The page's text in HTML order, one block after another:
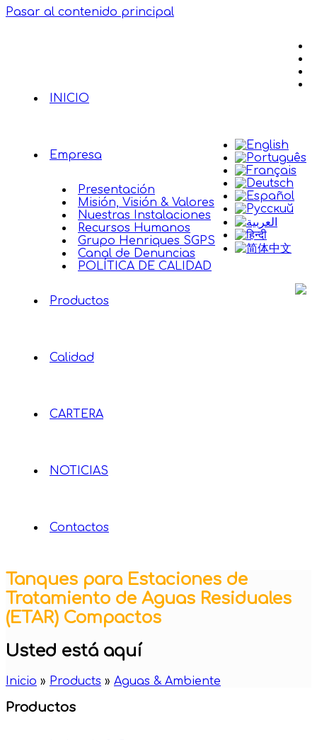
Pasar al contenido principal
INICIO
Empresa
Presentación
Misión, Visión & Valores
Nuestras Instalaciones
Recursos Humanos
Grupo Henriques SGPS
Canal de Denuncias
POLÍTICA DE CALIDAD
Productos
Calidad
CARTERA
NOTICIAS
Contactos
Tanques para Estaciones de
Tratamiento de Aguas Residuales
(ETAR) Compactos
Usted está aquí
Inicio » Products » Aguas & Ambiente
Productos